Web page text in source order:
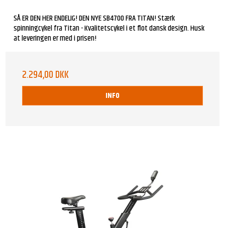
SÅ ER DEN HER ENDELIG! DEN NYE SB4700 FRA TITAN! Stærk
spinningcykel fra Titan - Kvalitetscykel i et flot dansk design. Husk
at leveringen er med i prisen!
2.294,00 DKK
INFO